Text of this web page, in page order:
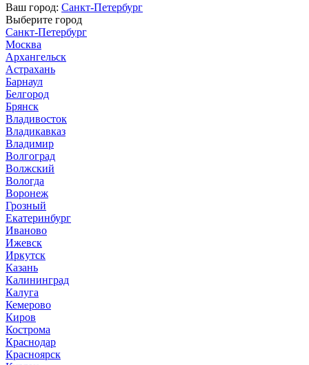
Ваш город: Санкт-Петербург
Выберите город
Санкт-Петербург
Москва
Архангельск
Астрахань
Барнаул
Белгород
Брянск
Владивосток
Владикавказ
Владимир
Волгоград
Волжский
Вологда
Воронеж
Грозный
Екатеринбург
Иваново
Ижевск
Иркутск
Казань
Калининград
Калуга
Кемерово
Киров
Кострома
Краснодар
Красноярск